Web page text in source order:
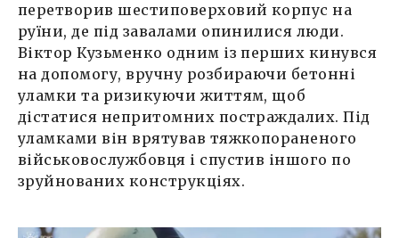
перетворив шестиповерховий корпус на
руїни, де під завалами опинилися люди.
Віктор Кузьменко одним із перших кинувся
на допомогу, вручну розбираючи бетонні
уламки та ризикуючи життям, щоб
дістатися непритомних постраждалих. Під
уламками він врятував тяжкопораненого
військовослужбовця і спустив іншого по
зруйнованих конструкціях.